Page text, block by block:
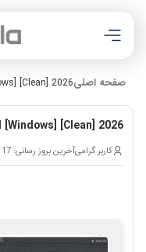
صفحه اصلی[Clean] 2026
[Clean] 2026
کاربر گرامیآخرین بروز رسانی: 17 خرداد 1405